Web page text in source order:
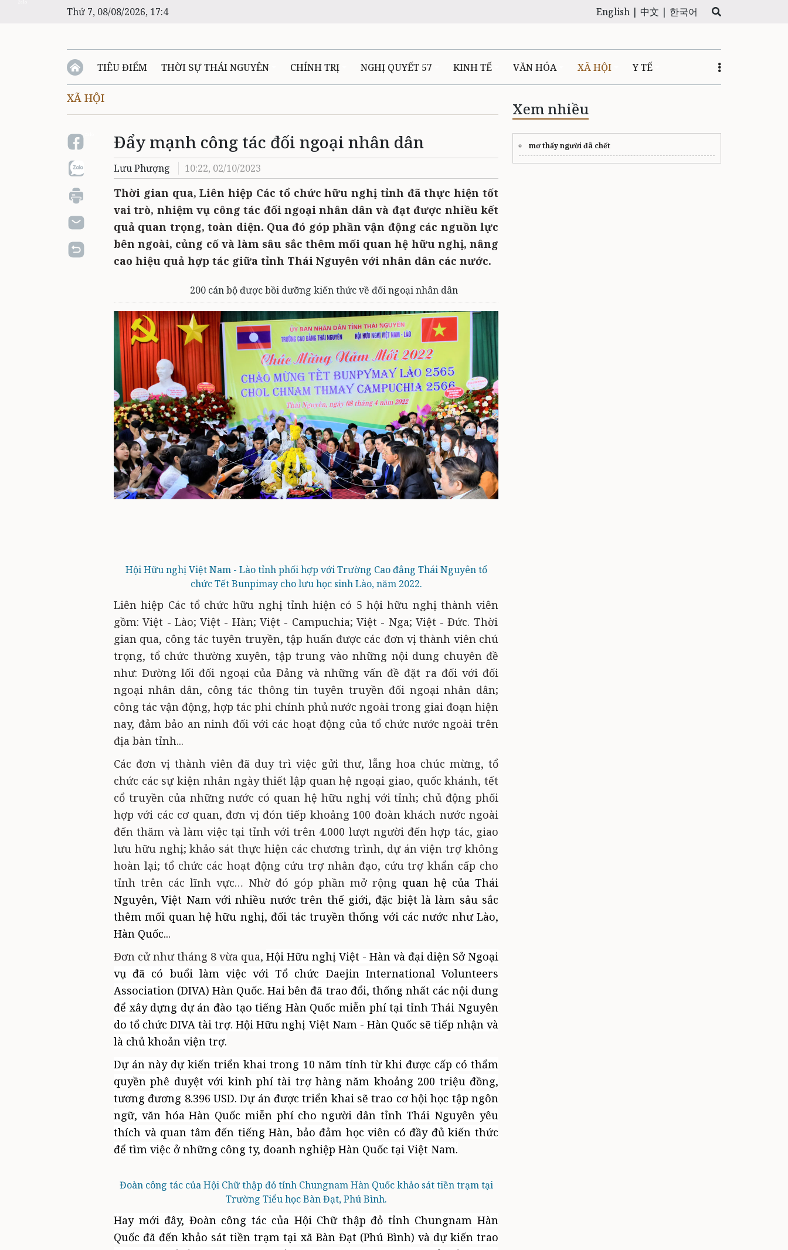
Thứ 7, 08/08/2026, 17:4 English | 中文 | 한국어
TIÊU ĐIỂM THỜI SỰ THÁI NGUYÊN CHÍNH TRỊ NGHỊ QUYẾT 57 KINH TẾ VĂN HÓA XÃ HỘI Y TẾ
XÃ HỘI
Đẩy mạnh công tác đối ngoại nhân dân
Lưu Phượng 10:22, 02/10/2023
Thời gian qua, Liên hiệp Các tổ chức hữu nghị tỉnh đã thực hiện tốt
vai trò, nhiệm vụ công tác đối ngoại nhân dân và đạt được nhiều kết
quả quan trọng, toàn diện. Qua đó góp phần vận động các nguồn lực
bên ngoài, củng cố và làm sâu sắc thêm mối quan hệ hữu nghị, nâng
cao hiệu quả hợp tác giữa tỉnh Thái Nguyên với nhân dân các nước.
200 cán bộ được bồi dưỡng kiến thức về đối ngoại nhân dân
Hội Hữu nghị Việt Nam - Lào tỉnh phối hợp với Trường Cao đẳng Thái Nguyên tổ
chức Tết Bunpimay cho lưu học sinh Lào, năm 2022.
Liên hiệp Các tổ chức hữu nghị tỉnh hiện có 5 hội hữu nghị thành viên
gồm: Việt - Lào; Việt - Hàn; Việt - Campuchia; Việt - Nga; Việt - Đức. Thời
gian qua, công tác tuyên truyền, tập huấn được các đơn vị thành viên chú
trọng, tổ chức thường xuyên, tập trung vào những nội dung chuyên đề
như: Đường lối đối ngoại của Đảng và những vấn đề đặt ra đối với đối
ngoại nhân dân, công tác thông tin tuyên truyền đối ngoại nhân dân;
công tác vận động, hợp tác phi chính phủ nước ngoài trong giai đoạn hiện
nay, đảm bảo an ninh đối với các hoạt động của tổ chức nước ngoài trên
địa bàn tỉnh...
Các đơn vị thành viên đã duy trì việc gửi thư, lẵng hoa chúc mừng, tổ
chức các sự kiện nhân ngày thiết lập quan hệ ngoại giao, quốc khánh, tết
cổ truyền của những nước có quan hệ hữu nghị với tỉnh; chủ động phối
hợp với các cơ quan, đơn vị đón tiếp khoảng 100 đoàn khách nước ngoài
đến thăm và làm việc tại tỉnh với trên 4.000 lượt người đến hợp tác, giao
lưu hữu nghị; khảo sát thực hiện các chương trình, dự án viện trợ không
hoàn lại; tổ chức các hoạt động cứu trợ nhân đạo, cứu trợ khẩn cấp cho
tỉnh trên các lĩnh vực… Nhờ đó góp phần mở rộng quan hệ của Thái
Nguyên, Việt Namvớinhiều nước trên thế giới, đặc biệt là làm sâu sắc
thêmmối quan hệ hữu nghị, đối tác truyền thống với các nước như Lào,
Hàn Quốc...
Đơn cử như tháng 8 vừa qua, Hội Hữu nghị Việt - Hàn và đại diện Sở Ngoại
vụ đã có buổi làm việc với Tổ chức Daejin International Volunteers
Association (DIVA) Hàn Quốc. Hai bên đã trao đổi, thống nhất các nội dung
để xây dựng dự án đào tạo tiếng Hàn Quốc miễn phí tại tỉnh Thái Nguyên
do tổ chức DIVA tài trợ. Hội Hữu nghị Việt Nam - Hàn Quốc sẽ tiếp nhận và
là chủ khoản viện trợ.
Dự án này dự kiến triển khai trong 10 năm tính từ khi được cấp có thẩm
quyền phê duyệt với kinh phí tài trợ hàng năm khoảng 200 triệu đồng,
tương đương 8.396 USD. Dự án được triển khai sẽ trao cơ hội học tập ngôn
ngữ, văn hóa Hàn Quốc miễn phí cho người dân tỉnh Thái Nguyên yêu
thích và quan tâm đến tiếng Hàn, bảo đảm học viên có đầy đủ kiến thức
để tìm việc ở những công ty, doanh nghiệp Hàn Quốc tại Việt Nam.
Đoàn công tác của Hội Chữ thập đỏ tỉnh Chungnam Hàn Quốc khảo sát tiền trạm tại
Trường Tiểu học Bàn Đạt, Phú Bình.
Hay mới đây, Đoàn công tác của Hội Chữ thập đỏ tỉnh Chungnam Hàn
Quốc đã đến khảo sát tiền trạm tại xã Bàn Đạt (Phú Bình) và dự kiến trao
Xem nhiều
mơ thấy người đã chết